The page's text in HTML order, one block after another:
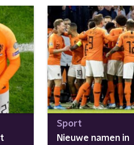
Sport
Nieuwe namen in